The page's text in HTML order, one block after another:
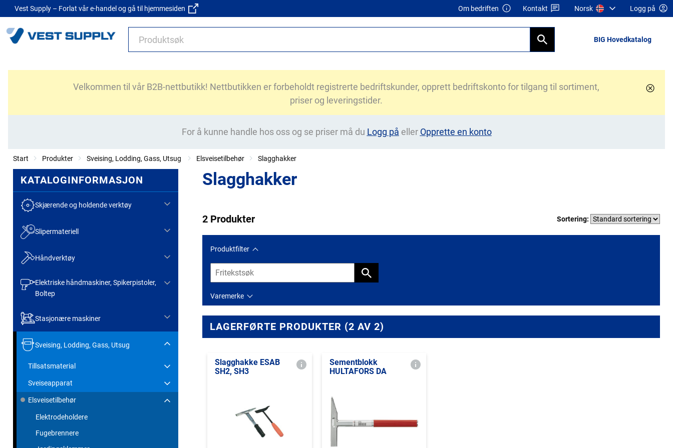
Vest Supply – Forlat vår e-handel og gå til hjemmesiden Om bedriften Kontakt Norsk Logg på
BIG Hovedkatalog
Velkommen til vår B2B-nettbutikk! Nettbutikken er forbeholdt registrerte bedriftskunder, opprett bedriftskonto for tilgang til sortiment,
priser og leveringstider.
For å kunne handle hos oss og se priser må du Logg på eller Opprette en konto
Start Produkter Sveising, Lodding, Gass, Utsug Elsveisetilbehør Slagghakker
KATALOGINFORMASJON
Skjærende og holdende verktøy
Slipermateriell
Håndverktøy
Elektriske håndmaskiner, Spikerpistoler,
Boltep
Stasjonære maskiner
Sveising, Lodding, Gass, Utsug
Tillsatsmaterial
Sveiseapparat
Elsveisetilbehør
Elektrodeholdere
Fugebrennere
Slagghakker
2 Produkter Sortering:
Produktfilter
Varemerke
LAGERFØRTE PRODUKTER (2 AV 2)
Slagghakke ESAB
SH2, SH3
Sementblokk
HULTAFORS DA